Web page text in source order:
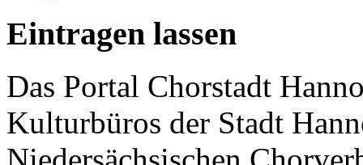
Eintragen lassen
Das Portal Chorstadt
Kulturbüros der Stadt